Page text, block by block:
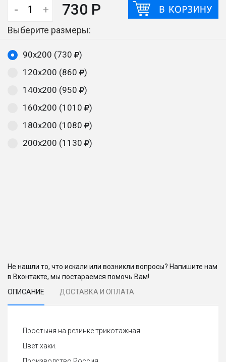
- + 730 Р
Выберите размеры:
90х200 (730
)
120х200 (860
)
140х200 (950
)
160х200 (1010
)
180х200 (1080
)
200х200 (1130
)
Не нашли то, что искали или возникли вопросы? Напишите нам
в Вконтакте, мы постараемся помочь Вам!
ОПИСАНИЕ
ДОСТАВКА И ОПЛАТА
Простыня на резинке трикотажная.
Цвет хаки.